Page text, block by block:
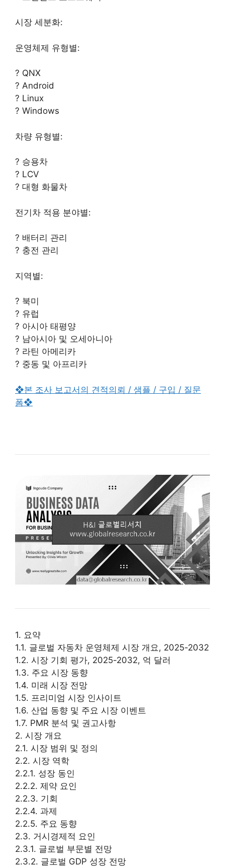
시장 세분화:
운영체제 유형별:
? QNX
? Android
? Linux
? Windows
차량 유형별:
? 승용차
? LCV
? 대형 화물차
전기차 적용 분야별:
? 배터리 관리
? 충전 관리
지역별:
? 북미
? 유럽
? 아시아 태평양
? 남아시아 및 오세아니아
? 라틴 아메리카
? 중동 및 아프리카
❖본 조사 보고서의 견적의뢰 / 샘플 / 구입 / 질문
폼❖
1. 요약
1.1. 글로벌 자동차 운영체제 시장 개요, 2025-2032
1.2. 시장 기회 평가, 2025-2032, 억 달러
1.3. 주요 시장 동향
1.4. 미래 시장 전망
1.5. 프리미엄 시장 인사이트
1.6. 산업 동향 및 주요 시장 이벤트
1.7. PMR 분석 및 권고사항
2. 시장 개요
2.1. 시장 범위 및 정의
2.2. 시장 역학
2.2.1. 성장 동인
2.2.2. 제약 요인
2.2.3. 기회
2.2.4. 과제
2.2.5. 주요 동향
2.3. 거시경제적 요인
2.3.1. 글로벌 부문별 전망
2.3.2. 글로벌 GDP 성장 전망